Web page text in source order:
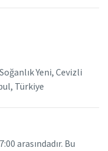
Soğanlık Yeni, Cevizli
Türkiye
arasındadır. Bu